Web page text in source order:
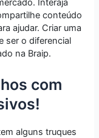
Interaja
conteúdo
ajudar. Criar uma
ser o diferencial
na Braip.
com
alguns truques